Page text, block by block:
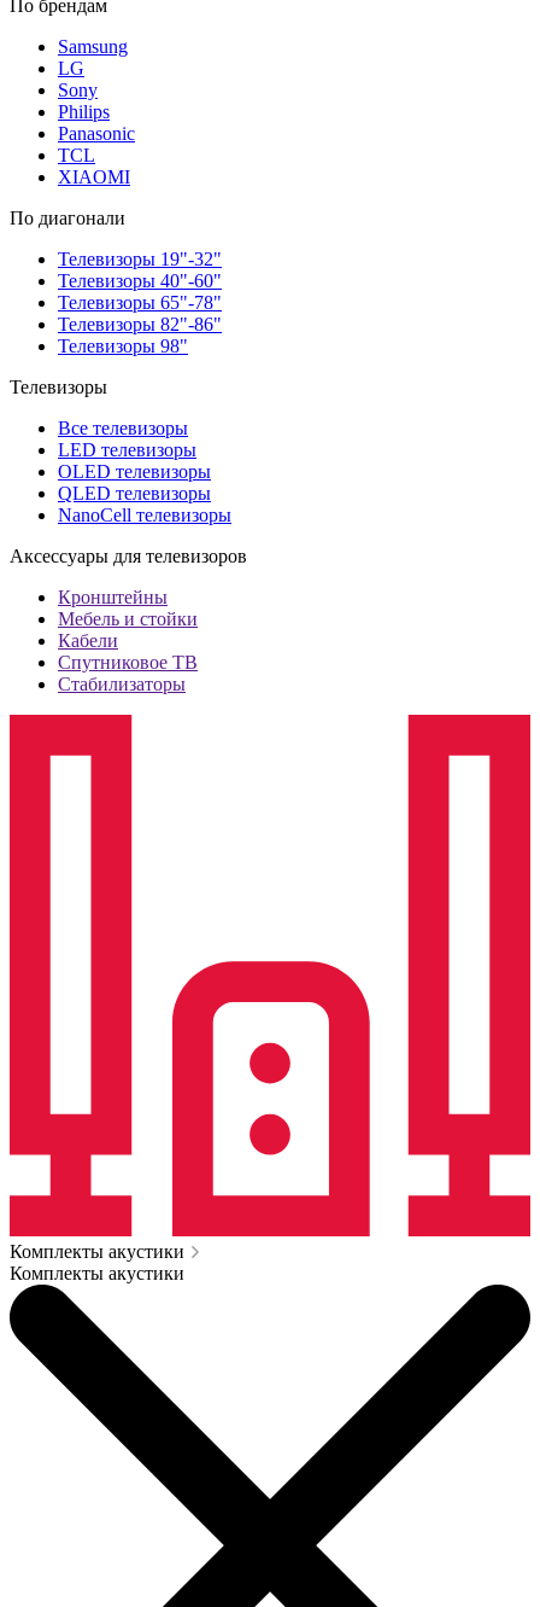
По брендам
Samsung
LG
Sony
Philips
Panasonic
TCL
XIAOMI
По диагонали
Телевизоры 19"-32"
Телевизоры 40"-60"
Телевизоры 65"-78"
Телевизоры 82"-86"
Телевизоры 98"
Телевизоры
Все телевизоры
LED телевизоры
OLED телевизоры
QLED телевизоры
NanoCell телевизоры
Аксессуары для телевизоров
Кронштейны
Мебель и стойки
Кабели
Спутниковое ТВ
Стабилизаторы
Комплекты акустики
Комплекты акустики